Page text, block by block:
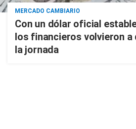
MERCADO CAMBIARIO
Con un dólar oficial
los financieros volvieron a
la jornada